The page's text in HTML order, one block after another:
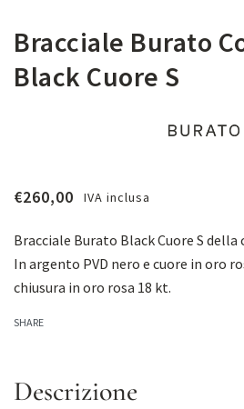
Bracciale Burato
Black Cuore S
€260,00 IVA inclusa
Bracciale Burato Black Cuore S
In argento PVD nero e cuore in oro
chiusura in oro rosa 18 kt.
SHARE
Descrizione